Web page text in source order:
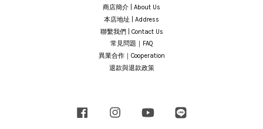
商店簡介 | About Us
本店地址 | Address
聯繫我們 | Contact Us
常見問題｜FAQ
異業合作｜Cooperation
退款與退款政策
Facebook Instagram YouTube